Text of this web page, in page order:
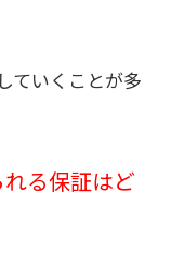
ていくことが多
る保証はど